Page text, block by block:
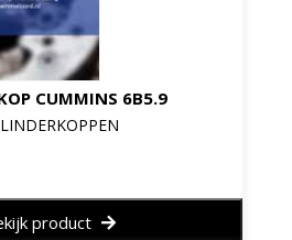
CUMMINS 6B5.9
product